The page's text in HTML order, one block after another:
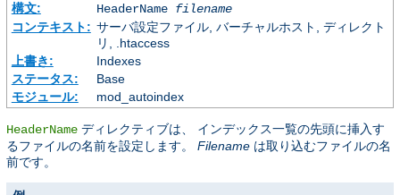
構文:
HeaderName filename
コンテキスト: サーバ設定ファイル, バーチャルホスト, ディレクト
リ, .htaccess
上書き:
Indexes
ステータス:
Base
モジュール:
mod_autoindex
HeaderName ディレクティブは、 インデックス一覧の先頭に挿入す
るファイルの名前を設定します。 Filename は取り込むファイルの名
前です。